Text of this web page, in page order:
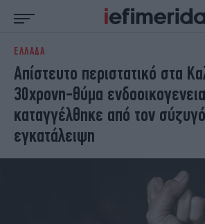
ΕΙΔΗΣΕΙΣ
NON PAPER
ΟΙΚΟΝΟΜΙΑ
ΠΟΛΙΤΙΣΜΟΣ
ΖΩΗ
ΓΥΝΑΙΚΑ
ΥΓΕΙΑ
ΕΛΛΑΔΑ
Απίστευτο περιστατικό στα
30χρονη-θύμα
καταγγέλθηκε από τον
εγκατάλειψη